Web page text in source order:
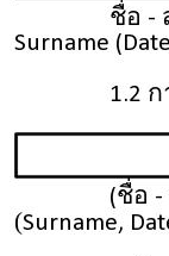
ชื่อ -
Surname
1.2 ก
(ชื่อ -
(Surname,